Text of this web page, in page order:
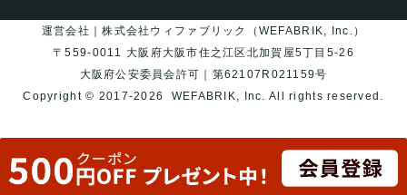
運営会社｜株式会社ウィファブリック（WEFABRIK, Inc.）
〒559-0011 大阪府大阪市住之江区北加賀屋5丁目5-26
大阪府公安委員会許可｜第62107R021159号
Copyright © 2017-2026
WEFABRIK, Inc.All rights reserved.